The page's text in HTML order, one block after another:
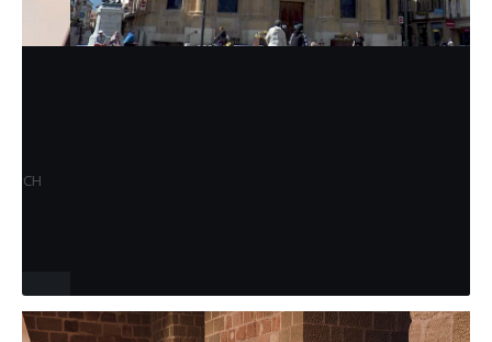
SUISSE UNIVERSITÉ DE PRINTEMPS